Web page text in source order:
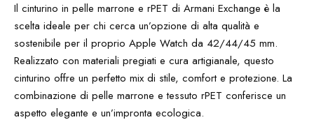
Il cinturino in pelle marrone e rPET di Armani Exchange è la
scelta ideale per chi cerca un’opzione di alta qualità e
sostenibile per il proprio Apple Watch da 42/44/45 mm.
Realizzato con materiali pregiati e cura artigianale, questo
cinturino offre un perfetto mix di stile, comfort e protezione. La
combinazione di pelle marrone e tessuto rPET conferisce un
aspetto elegante e un’impronta ecologica.